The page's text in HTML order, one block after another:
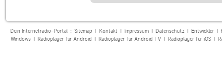
Dein Internetradio-Portal : Sitemap| Kontakt| Impressum| Datenschutz| Entwickler|
Windows| Radioplayer für Android| Radioplayer für Android TV| Radioplayer für iOS|